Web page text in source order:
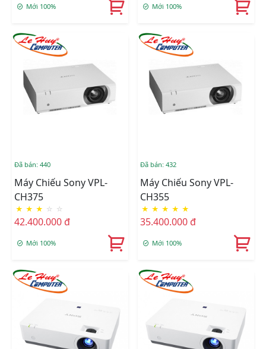
Mới 100% Mới 100%
Đã bán: 440
Máy Chiếu Sony VPL-
CH375
★ ★ ★ ☆ ☆
42.400.000 đ
Mới 100%
Đã bán: 432
Máy Chiếu Sony VPL-
CH355
★ ★ ★ ★ ★
35.400.000 đ
Mới 100%